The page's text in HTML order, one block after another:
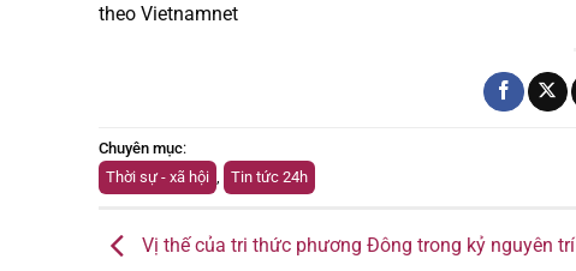
theo Vietnamnet
Chuyên mục:
Thời sự - xã hội
Tin tức 24h
Vị thế của tri thức phương Đông trong kỷ nguyên trí